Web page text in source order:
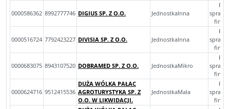
0000586362 8992777746 DIGIUS SP. Z O.O. JednostkaInna
0000516724 7792423227 DIVISIA SP. Z O.O. JednostkaInna
0000683075 8943107520 DOBRAMED SP. Z O.O. JednostkaMikro
0000624716 9512415536
DUŻA WÓLKA PAŁAC
AGROTURYSTYKA SP. Z
O.O. W LIKWIDACJI.
JednostkaMala